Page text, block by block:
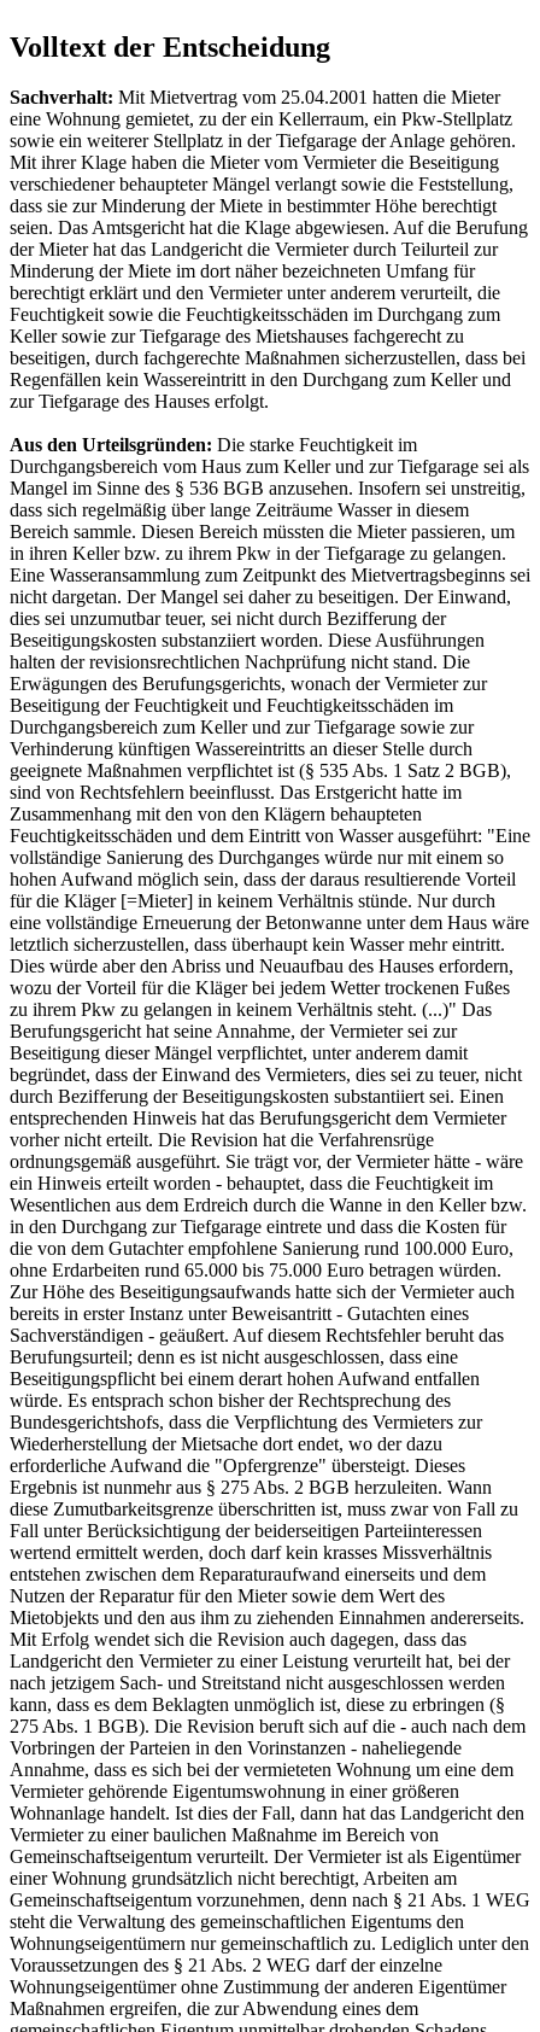
Volltext der Entscheidung
Sachverhalt: Mit Mietvertrag vom 25.04.2001 hatten die Mieter
eine Wohnung gemietet, zu der ein Kellerraum, ein Pkw-Stellplatz
sowie ein weiterer Stellplatz in der Tiefgarage der Anlage gehören.
Mit ihrer Klage haben die Mieter vom Vermieter die Beseitigung
verschiedener behaupteter Mängel verlangt sowie die Feststellung,
dass sie zur Minderung der Miete in bestimmter Höhe berechtigt
seien. Das Amtsgericht hat die Klage abgewiesen. Auf die Berufung
der Mieter hat das Landgericht die Vermieter durch Teilurteil zur
Minderung der Miete im dort näher bezeichneten Umfang für
berechtigt erklärt und den Vermieter unter anderem verurteilt, die
Feuchtigkeit sowie die Feuchtigkeitsschäden im Durchgang zum
Keller sowie zur Tiefgarage des Mietshauses fachgerecht zu
beseitigen, durch fachgerechte Maßnahmen sicherzustellen, dass bei
Regenfällen kein Wassereintritt in den Durchgang zum Keller und
zur Tiefgarage des Hauses erfolgt.
Aus den Urteilsgründen: Die starke Feuchtigkeit im
Durchgangsbereich vom Haus zum Keller und zur Tiefgarage sei als
Mangel im Sinne des § 536 BGB anzusehen. Insofern sei unstreitig,
dass sich regelmäßig über lange Zeiträume Wasser in diesem
Bereich sammle. Diesen Bereich müssten die Mieter passieren, um
in ihren Keller bzw. zu ihrem Pkw in der Tiefgarage zu gelangen.
Eine Wasseransammlung zum Zeitpunkt des Mietvertragsbeginns sei
nicht dargetan. Der Mangel sei daher zu beseitigen. Der Einwand,
dies sei unzumutbar teuer, sei nicht durch Bezifferung der
Beseitigungskosten substanziiert worden. Diese Ausführungen
halten der revisionsrechtlichen Nachprüfung nicht stand. Die
Erwägungen des Berufungsgerichts, wonach der Vermieter zur
Beseitigung der Feuchtigkeit und Feuchtigkeitsschäden im
Durchgangsbereich zum Keller und zur Tiefgarage sowie zur
Verhinderung künftigen Wassereintritts an dieser Stelle durch
geeignete Maßnahmen verpflichtet ist (§ 535 Abs. 1 Satz 2 BGB),
sind von Rechtsfehlern beeinflusst. Das Erstgericht hatte im
Zusammenhang mit den von den Klägern behaupteten
Feuchtigkeitsschäden und dem Eintritt von Wasser ausgeführt: "Eine
vollständige Sanierung des Durchganges würde nur mit einem so
hohen Aufwand möglich sein, dass der daraus resultierende Vorteil
für die Kläger [=Mieter] in keinem Verhältnis stünde. Nur durch
eine vollständige Erneuerung der Betonwanne unter dem Haus wäre
letztlich sicherzustellen, dass überhaupt kein Wasser mehr eintritt.
Dies würde aber den Abriss und Neuaufbau des Hauses erfordern,
wozu der Vorteil für die Kläger bei jedem Wetter trockenen Fußes
zu ihrem Pkw zu gelangen in keinem Verhältnis steht. (...)" Das
Berufungsgericht hat seine Annahme, der Vermieter sei zur
Beseitigung dieser Mängel verpflichtet, unter anderem damit
begründet, dass der Einwand des Vermieters, dies sei zu teuer, nicht
durch Bezifferung der Beseitigungskosten substantiiert sei. Einen
entsprechenden Hinweis hat das Berufungsgericht dem Vermieter
vorher nicht erteilt. Die Revision hat die Verfahrensrüge
ordnungsgemäß ausgeführt. Sie trägt vor, der Vermieter hätte - wäre
ein Hinweis erteilt worden - behauptet, dass die Feuchtigkeit im
Wesentlichen aus dem Erdreich durch die Wanne in den Keller bzw.
in den Durchgang zur Tiefgarage eintrete und dass die Kosten für
die von dem Gutachter empfohlene Sanierung rund 100.000 Euro,
ohne Erdarbeiten rund 65.000 bis 75.000 Euro betragen würden.
Zur Höhe des Beseitigungsaufwands hatte sich der Vermieter auch
bereits in erster Instanz unter Beweisantritt - Gutachten eines
Sachverständigen - geäußert. Auf diesem Rechtsfehler beruht das
Berufungsurteil; denn es ist nicht ausgeschlossen, dass eine
Beseitigungspflicht bei einem derart hohen Aufwand entfallen
würde. Es entsprach schon bisher der Rechtsprechung des
Bundesgerichtshofs, dass die Verpflichtung des Vermieters zur
Wiederherstellung der Mietsache dort endet, wo der dazu
erforderliche Aufwand die "Opfergrenze" übersteigt. Dieses
Ergebnis ist nunmehr aus § 275 Abs. 2 BGB herzuleiten. Wann
diese Zumutbarkeitsgrenze überschritten ist, muss zwar von Fall zu
Fall unter Berücksichtigung der beiderseitigen Parteiinteressen
wertend ermittelt werden, doch darf kein krasses Missverhältnis
entstehen zwischen dem Reparaturaufwand einerseits und dem
Nutzen der Reparatur für den Mieter sowie dem Wert des
Mietobjekts und den aus ihm zu ziehenden Einnahmen andererseits.
Mit Erfolg wendet sich die Revision auch dagegen, dass das
Landgericht den Vermieter zu einer Leistung verurteilt hat, bei der
nach jetzigem Sach- und Streitstand nicht ausgeschlossen werden
kann, dass es dem Beklagten unmöglich ist, diese zu erbringen (§
275 Abs. 1 BGB). Die Revision beruft sich auf die - auch nach dem
Vorbringen der Parteien in den Vorinstanzen - naheliegende
Annahme, dass es sich bei der vermieteten Wohnung um eine dem
Vermieter gehörende Eigentumswohnung in einer größeren
Wohnanlage handelt. Ist dies der Fall, dann hat das Landgericht den
Vermieter zu einer baulichen Maßnahme im Bereich von
Gemeinschaftseigentum verurteilt. Der Vermieter ist als Eigentümer
einer Wohnung grundsätzlich nicht berechtigt, Arbeiten am
Gemeinschaftseigentum vorzunehmen, denn nach § 21 Abs. 1 WEG
steht die Verwaltung des gemeinschaftlichen Eigentums den
Wohnungseigentümern nur gemeinschaftlich zu. Lediglich unter den
Voraussetzungen des § 21 Abs. 2 WEG darf der einzelne
Wohnungseigentümer ohne Zustimmung der anderen Eigentümer
Maßnahmen ergreifen, die zur Abwendung eines dem